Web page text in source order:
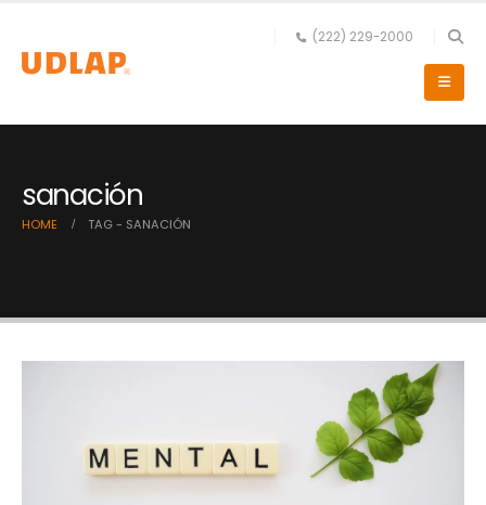
(222) 229-2000
sanación
HOME TAG - SANACIÓN